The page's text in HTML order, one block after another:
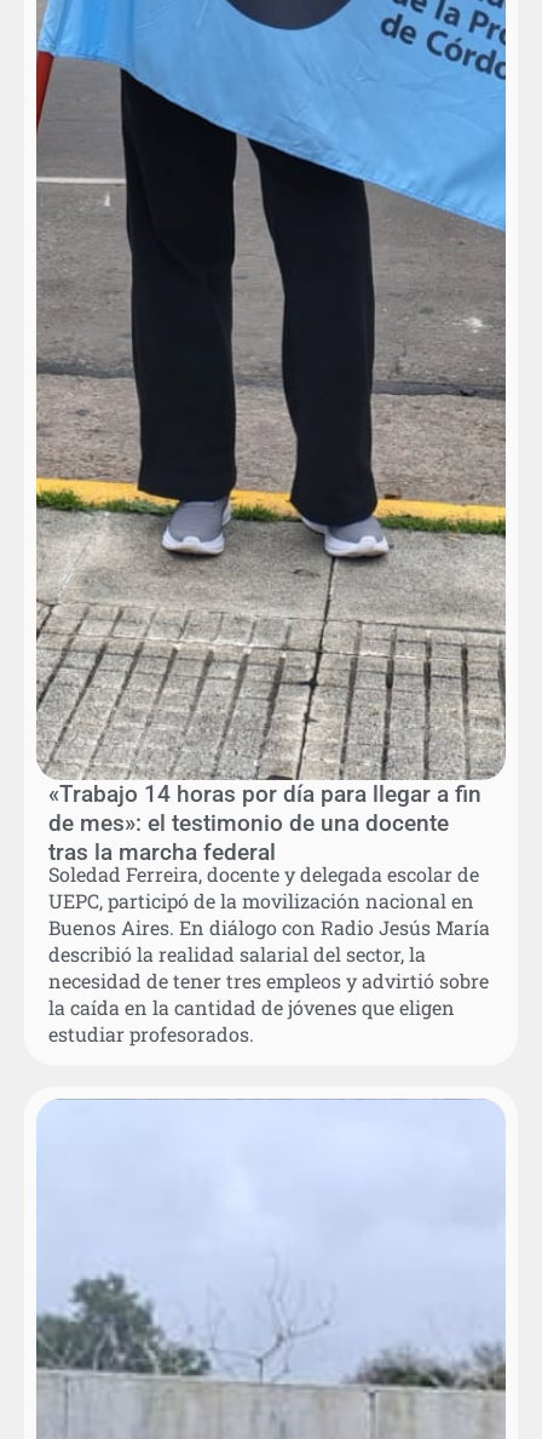
«Trabajo 14 horas por día para llegar a fin
de mes»: el testimonio de una docente
tras la marcha federal
Soledad Ferreira, docente y delegada escolar de
UEPC, participó de la movilización nacional en
Buenos Aires. En diálogo con Radio Jesús María
describió la realidad salarial del sector, la
necesidad de tener tres empleos y advirtió sobre
la caída en la cantidad de jóvenes que eligen
estudiar profesorados.